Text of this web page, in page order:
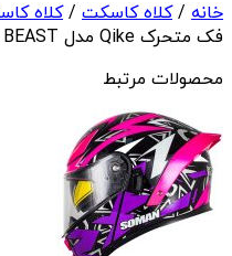
خانه /کلاه کاسکت /کلاه
فک متحرک Qike مدل MP01 BEAST
محصولات مرتبط